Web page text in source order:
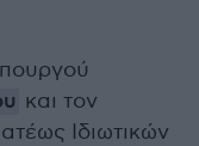
και τον
Ιδιωτικών